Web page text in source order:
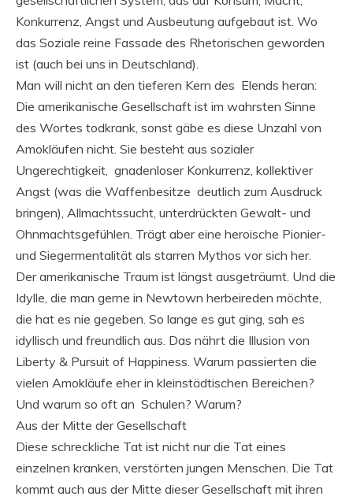
Konkurrenz, Angst und Ausbeutung aufgebaut ist. Wo
das Soziale reine Fassade des Rhetorischen geworden
ist (auch bei uns in Deutschland).
Man will nicht an den tieferen Kern des Elends heran:
Die amerikanische Gesellschaft ist im wahrsten Sinne
des Wortes todkrank, sonst gäbe es diese Unzahl von
Amokläufen nicht. Sie besteht aus sozialer
Ungerechtigkeit, gnadenloser Konkurrenz, kollektiver
Angst (was die Waffenbesitze deutlich zum Ausdruck
bringen), Allmachtssucht, unterdrückten Gewalt- und
Ohnmachtsgefühlen. Trägt aber eine heroische Pionier-
und Siegermentalität als starren Mythos vor sich her.
Der amerikanische Traum ist längst ausgeträumt. Und die
Idylle, die man gerne in Newtown herbeireden möchte,
die hat es nie gegeben. So lange es gut ging, sah es
idyllisch und freundlich aus. Das nährt die Illusion von
Liberty & Pursuit of Happiness. Warum passierten die
vielen Amokläufe eher in kleinstädtischen Bereichen?
Und warum so oft an Schulen? Warum?
Aus der Mitte der Gesellschaft
Diese schreckliche Tat ist nicht nur die Tat eines
einzelnen kranken, verstörten jungen Menschen. Die Tat
kommt auch aus der Mitte dieser Gesellschaft mit ihren